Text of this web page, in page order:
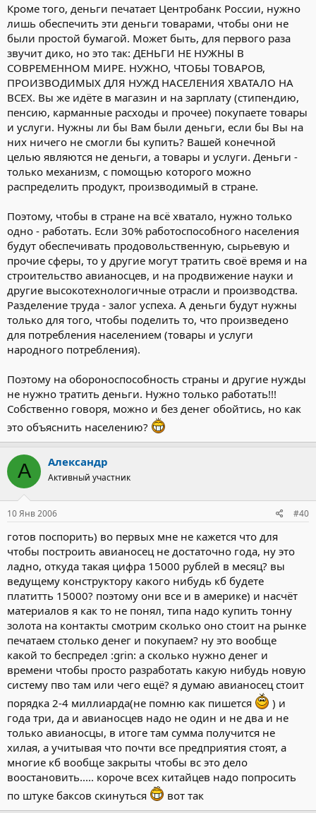
Кроме того, деньги печатает Центробанк России, нужно
лишь обеспечить эти деньги товарами, чтобы они не
были простой бумагой. Может быть, для первого раза
звучит дико, но это так: ДЕНЬГИ НЕ НУЖНЫ В
СОВРЕМЕННОМ МИРЕ. НУЖНО, ЧТОБЫ ТОВАРОВ,
ПРОИЗВОДИМЫХ ДЛЯ НУЖД НАСЕЛЕНИЯ ХВАТАЛО НА
ВСЕХ. Вы же идёте в магазин и на зарплату (стипендию,
пенсию, карманные расходы и прочее) покупаете товары
и услуги. Нужны ли бы Вам были деньги, если бы Вы на
них ничего не смогли бы купить? Вашей конечной
целью являются не деньги, а товары и услуги. Деньги -
только механизм, с помощью которого можно
распределить продукт, производимый в стране.
Поэтому, чтобы в стране на всё хватало, нужно только
одно - работать. Если 30% работоспособного населения
будут обеспечивать продовольственную, сырьевую и
прочие сферы, то у другие могут тратить своё время и на
строительство авианосцев, и на продвижение науки и
другие высокотехнологичные отрасли и производства.
Разделение труда - залог успеха. А деньги будут нужны
только для того, чтобы поделить то, что произведено
для потребления населением (товары и услуги
народного потребления).
Поэтому на обороноспособность страны и другие нужды
не нужно тратить деньги. Нужно только работать!!!
Собственно говоря, можно и без денег обойтись, но как
это объяснить населению?
А Александр
Активный участник
10 Янв 2006 #40
готов поспорить) во первых мне не кажется что для
чтобы построить авианосец не достаточно года, ну это
ладно, откуда такая цифра 15000 рублей в месяц? вы
ведущему конструктору какого нибудь кб будете
платитть 15000? поэтому они все и в америке) и насчёт
материалов я как то не понял, типа надо купить тонну
золота на контакты смотрим сколько оно стоит на рынке
печатаем столько денег и покупаем? ну это вообще
какой то беспредел :grin: а сколько нужно денег и
времени чтобы просто разработать какую нибудь новую
систему пво там или чего ещё? я думаю авианосец стоит
порядка 2-4 миллиарда(не помню как пишется
) и
года три, да и авианосцев надо не один и не два и не
только авианосцы, в итоге там сумма получится не
хилая, а учитывая что почти все предприятия стоят, а
многие кб вообще закрыты чтобы вс это дело
воостановить..... короче всех китайцев надо попросить
по штуке баксов скинуться
вот так